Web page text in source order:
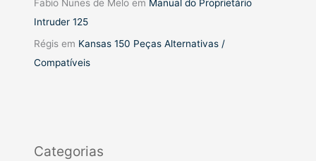
Fabio Nunes de Melo em Manual do Proprietário
Intruder 125
Régis em Kansas 150 Peças Alternativas /
Compatíveis
Categorias